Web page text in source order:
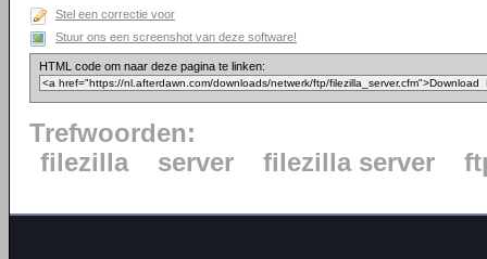
Stel een correctie voor
Stuur ons een screenshot van deze software!
HTML code om naar deze pagina te linken:
Trefwoorden:
filezilla
server filezilla server